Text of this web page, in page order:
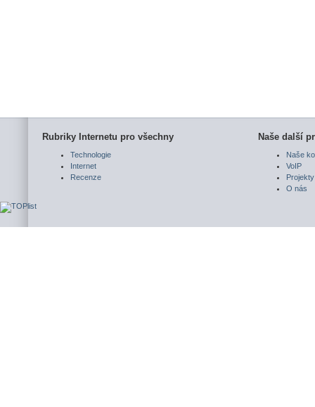
Rubriky Internetu pro všechny
Technologie
Internet
Recenze
Naše další
Naše
VoIP
Projekty
O nás